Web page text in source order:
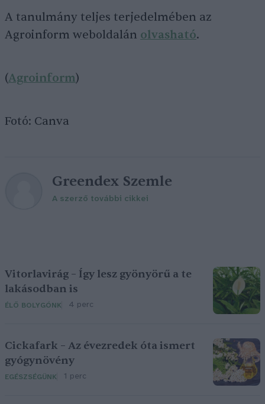
A tanulmány teljes terjedelmében az
Agroinform weboldalán olvasható.
(Agroinform)
Fotó: Canva
Greendex Szemle
A szerző további cikkei
Vitorlavirág – Így lesz gyönyörű a te
lakásodban is
ÉLŐ BOLYGÓNK 4 perc
Cickafark – Az évezredek óta ismert
gyógynövény
EGÉSZSÉGÜNK 1 perc